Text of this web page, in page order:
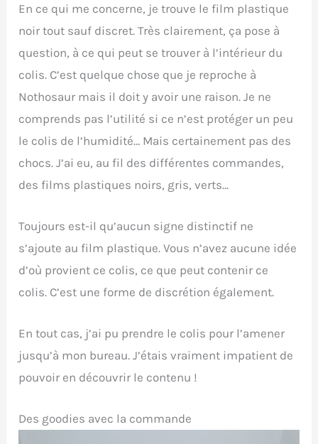
En ce qui me concerne, je trouve le film plastique
noir tout sauf discret. Très clairement, ça pose à
question, à ce qui peut se trouver à l’intérieur du
colis. C’est quelque chose que je reproche à
Nothosaur mais il doit y avoir une raison. Je ne
comprends pas l’utilité si ce n’est protéger un peu
le colis de l’humidité… Mais certainement pas des
chocs. J’ai eu, au fil des différentes commandes,
des films plastiques noirs, gris, verts…
Toujours est-il qu’aucun signe distinctif ne
s’ajoute au film plastique. Vous n’avez aucune idée
d’où provient ce colis, ce que peut contenir ce
colis. C’est une forme de discrétion également.
En tout cas, j’ai pu prendre le colis pour l’amener
jusqu’à mon bureau. J’étais vraiment impatient de
pouvoir en découvrir le contenu !
Des goodies avec la commande